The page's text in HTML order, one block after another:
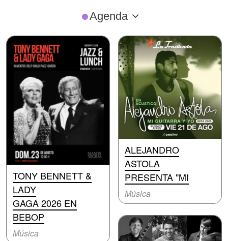
Agenda
TONY BENNETT &
LADY
GAGA 2026 EN
BEBOP
Música
ALEJANDRO
ASTOLA
PRESENTA "MI
Música